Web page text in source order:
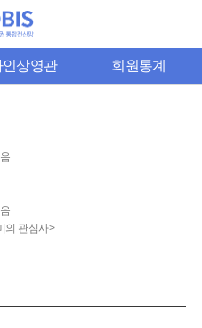
인상영관 회원통계
의 관심사>